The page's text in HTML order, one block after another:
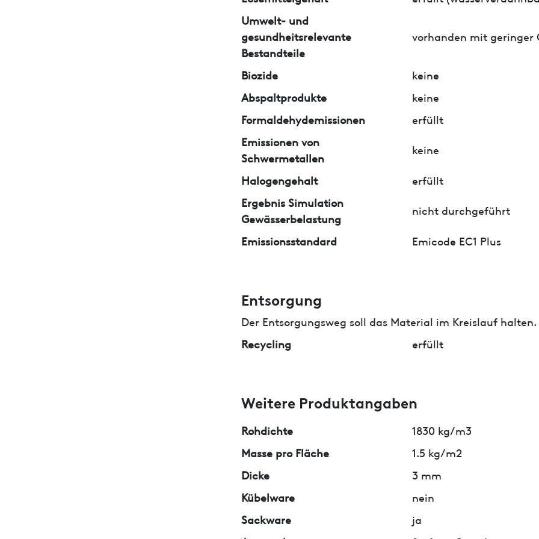
Umwelt- und
gesundheitsrelevante
Bestandteile
vorhanden mit geringer
Biozide
keine
Abspaltprodukte
keine
Formaldehydemissionen
erfüllt
Emissionen von
Schwermetallen
keine
Halogengehalt
erfüllt
Ergebnis Simulation
Gewässerbelastung
nicht durchgeführt
Emissionsstandard Emicode EC1 Plus
Entsorgung
Der Entsorgungsweg soll das Material im Kreislauf halten.
Recycling
erfüllt
Weitere Produktangaben
Rohdichte
1830 kg/m3
Masse pro Fläche
1.5 kg/m2
Dicke
3 mm
Kübelware
nein
Sackware
ja